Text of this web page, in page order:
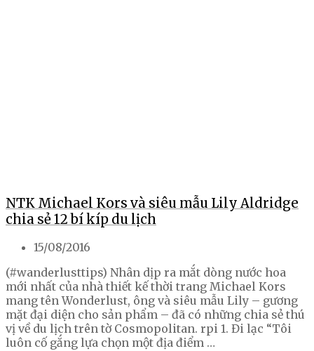
NTK Michael Kors và siêu mẫu Lily Aldridge
chia sẻ 12 bí kíp du lịch
15/08/2016
(#wanderlusttips) Nhân dịp ra mắt dòng nước hoa
mới nhất của nhà thiết kế thời trang Michael Kors
mang tên Wonderlust, ông và siêu mẫu Lily – gương
mặt đại diện cho sản phẩm – đã có những chia sẻ thú
vị về du lịch trên tờ Cosmopolitan. rpi 1. Đi lạc “Tôi
luôn cố gắng lựa chọn một địa điểm …